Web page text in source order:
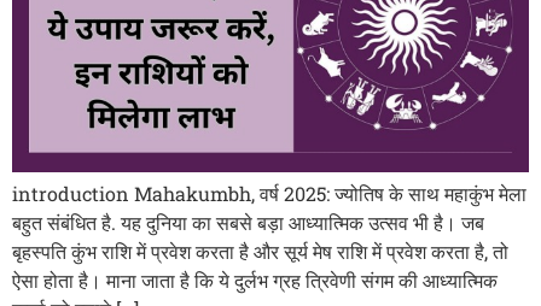
introduction Mahakumbh, वर्ष 2025: ज्योतिष के साथ महाकुंभ मेला
बहुत संबंधित है. यह दुनिया का सबसे बड़ा आध्यात्मिक उत्सव भी है। जब
बृहस्पति कुंभ राशि में प्रवेश करता है और सूर्य मेष राशि में प्रवेश करता है, तो
ऐसा होता है। माना जाता है कि ये दुर्लभ ग्रह त्रिवेणी संगम की आध्यात्मिक